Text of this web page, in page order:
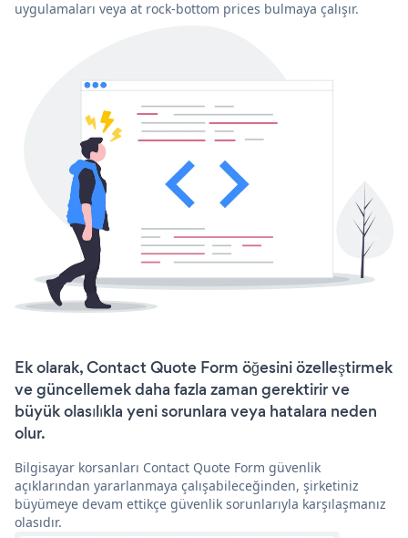
uygulamaları veya at rock-bottom prices bulmaya çalışır.
Ek olarak, Contact Quote Form öğesini özelleştirmek
ve güncellemek daha fazla zaman gerektirir ve
büyük olasılıkla yeni sorunlara veya hatalara neden
olur.
Bilgisayar korsanları Contact Quote Form güvenlik
açıklarından yararlanmaya çalışabileceğinden, şirketiniz
büyümeye devam ettikçe güvenlik sorunlarıyla karşılaşmanız
olasıdır.